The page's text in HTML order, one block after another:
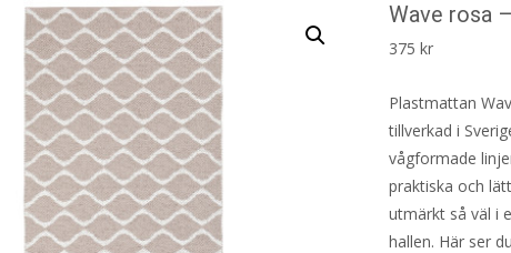
Wave rosa
375kr
Plastmattan
tillverkad i
vågformade
praktiska och
utmärkt så väl i
hallen. Här ser